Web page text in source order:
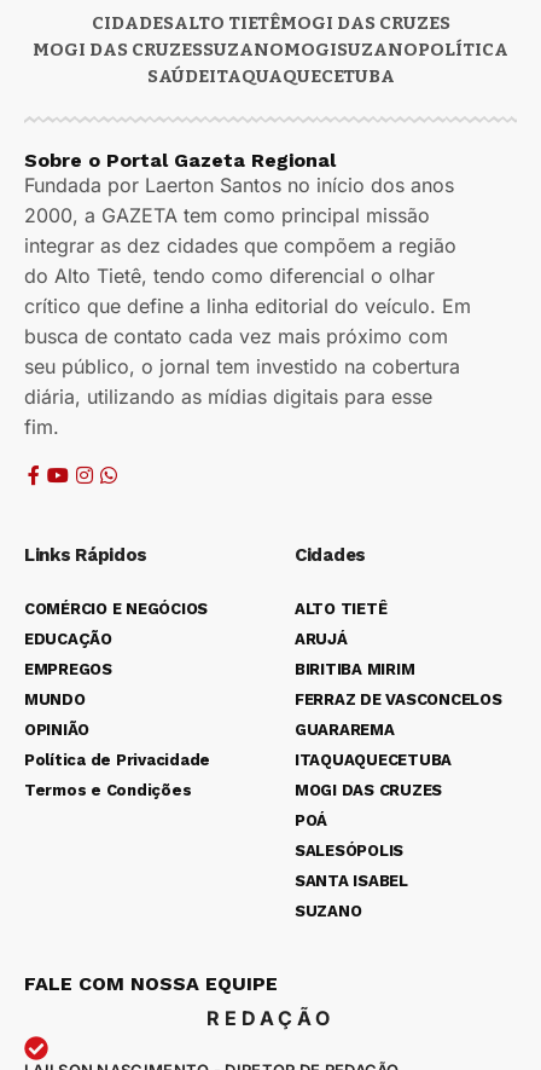
CIDADESALTO TIETÊMOGI DAS CRUZES
MOGI DAS CRUZESSUZANOMOGISUZANOPOLÍTICA
SAÚDEITAQUAQUECETUBA
Sobre o Portal Gazeta Regional
Fundada por Laerton Santos no início dos anos
2000, a GAZETA tem como principal missão
integrar as dez cidades que compõem a região
do Alto Tietê, tendo como diferencial o olhar
crítico que define a linha editorial do veículo. Em
busca de contato cada vez mais próximo com
seu público, o jornal tem investido na cobertura
diária, utilizando as mídias digitais para esse
fim.
Links Rápidos
COMÉRCIO E NEGÓCIOS
EDUCAÇÃO
EMPREGOS
MUNDO
OPINIÃO
Política de Privacidade
Termos e Condições
Cidades
ALTO TIETÊ
ARUJÁ
BIRITIBA MIRIM
FERRAZ DE VASCONCELOS
GUARAREMA
ITAQUAQUECETUBA
MOGI DAS CRUZES
POÁ
SALESÓPOLIS
SANTA ISABEL
SUZANO
FALE COM NOSSA EQUIPE
REDAÇÃO